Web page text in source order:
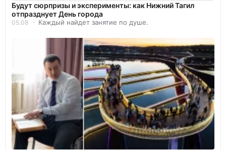
Будут сюрпризы и эксперименты: как Нижний Тагил
отпразднует День города
05.08 Каждый найдет занятие по душе.